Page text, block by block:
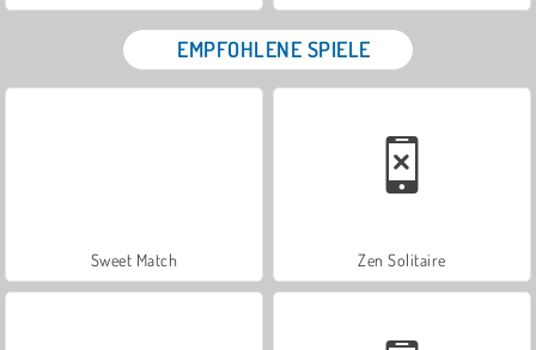
EMPFOHLENE SPIELE
Sweet Match Zen Solitaire